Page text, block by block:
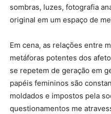
sombras, luzes, fotografia
original em um espaço de
Em cena, as relações entre
metáforas potentes dos
se repetem de geração em
papéis femininos são
moldados e impostos pela
questionamentos me